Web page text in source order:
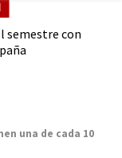
semestre con
una de cada 10